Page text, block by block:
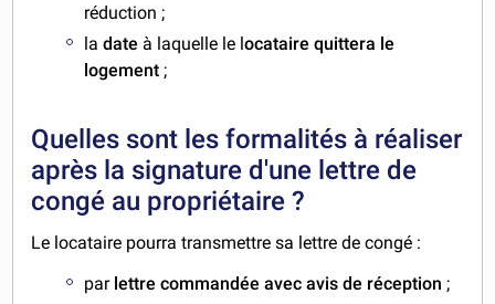
réduction ;
la date à laquelle le locataire quittera le
logement ;
Quelles sont les formalités à réaliser
après la signature d'une lettre de
congé au propriétaire ?
Le locataire pourra transmettre sa lettre de congé :
par lettre commandée avec avis de réception ;